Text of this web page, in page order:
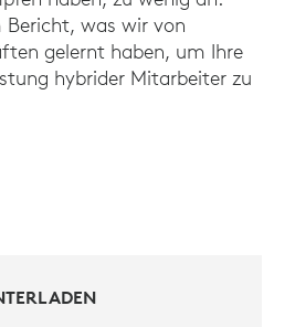
Bericht, was wir von
gelernt haben, um Ihre
hybrider Mitarbeiter zu